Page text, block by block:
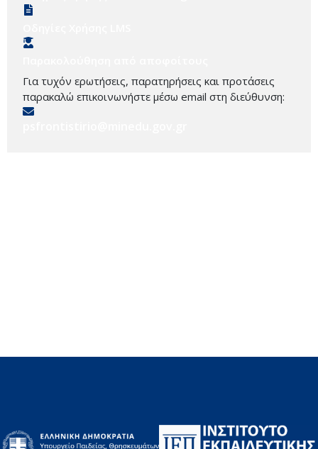
Για τυχόν ερωτήσεις, παρατηρήσεις και προτάσεις
παρακαλώ επικοινωνήστε μέσω email στη διεύθυνση: